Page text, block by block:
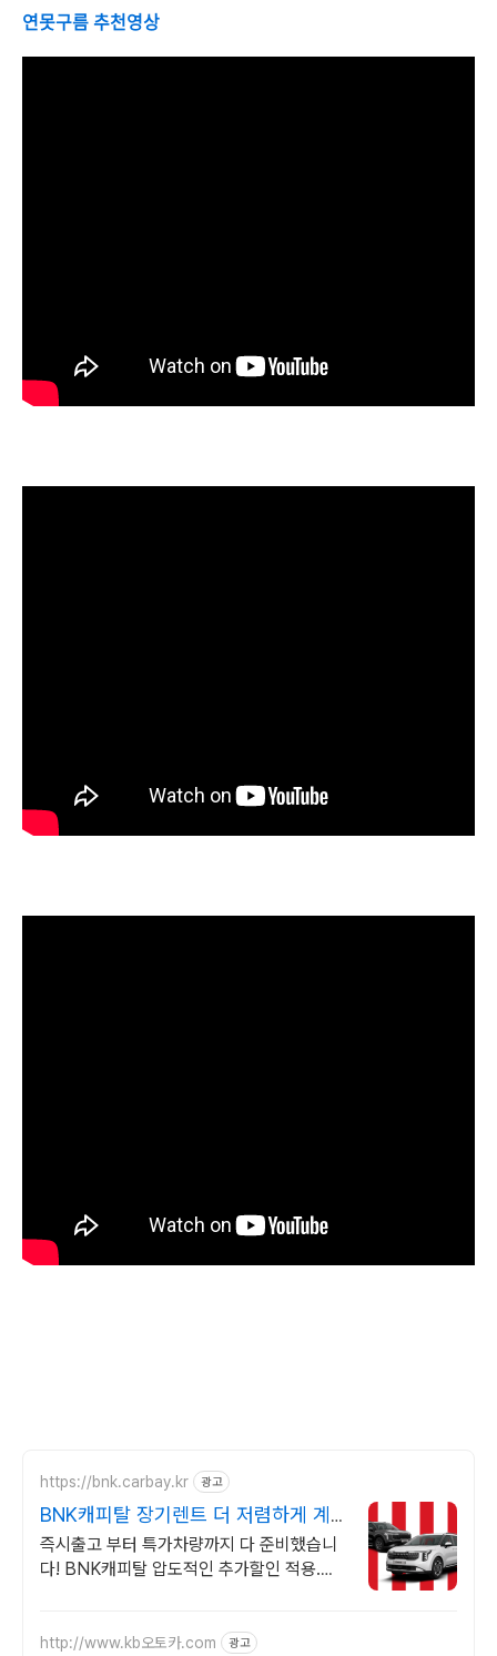
연못구름 추천영상
https://bnk.carbay.kr 광고
BNK캐피탈 장기렌트 더 저렴하게 계
약하고
즉시출고 부터 특가차량까지 다 준비했습니
다! BNK캐피탈 압도적인 추가할인 적용.
http://www.kb오토카.com 광고